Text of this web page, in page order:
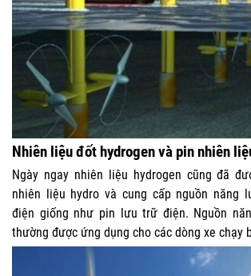
Nhiên liệu đốt hydrogen và pin nhiên
Ngày ngay nhiên liệu hydrogen cũng đã
nhiên liệu hydro và cung cấp nguồn năng
điện giống như pin lưu trữ điện. Nguồn
thường được ứng dụng cho các dòng xe chạy